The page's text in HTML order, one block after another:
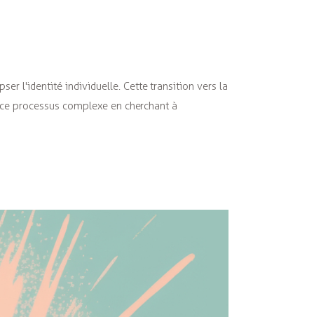
l'identité individuelle. Cette transition vers la
processus complexe en cherchant à